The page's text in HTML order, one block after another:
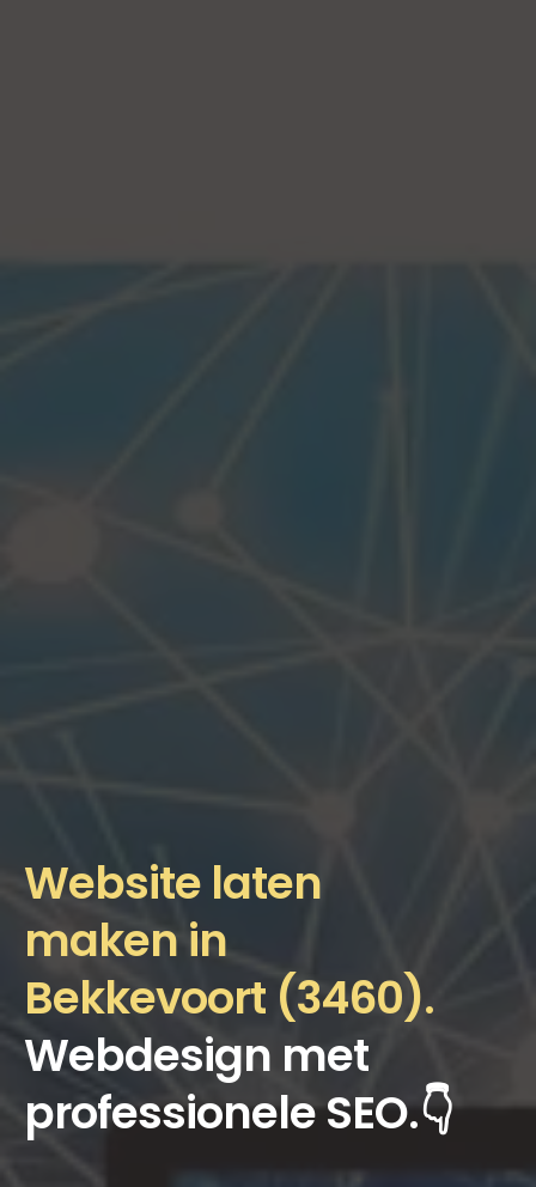
Website laten
maken in
Bekkevoort (3460).
Webdesign met
professionele SEO.👇